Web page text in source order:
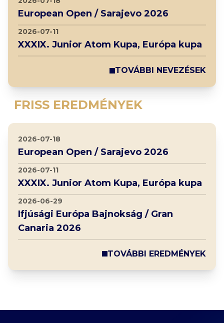
FRISS EREDMÉNYEK
European Open / Sarajevo 2026
2026-07-11
XXXIX. Junior Atom Kupa, Európa kupa
TOVÁBBI NEVEZÉSEK
2026-07-18
European Open / Sarajevo 2026
2026-07-11
XXXIX. Junior Atom Kupa, Európa kupa
2026-06-29
Ifjúsági Európa Bajnokság / Gran
Canaria 2026
TOVÁBBI EREDMÉNYEK